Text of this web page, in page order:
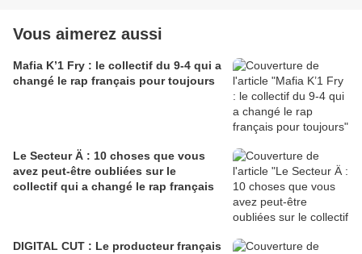
Vous aimerez aussi
Mafia K’1 Fry : le collectif du 9-4 qui a
changé le rap français pour toujours
Le Secteur Ä : 10 choses que vous
avez peut-être oubliées sur le
collectif qui a changé le rap français
DIGITAL CUT : Le producteur français